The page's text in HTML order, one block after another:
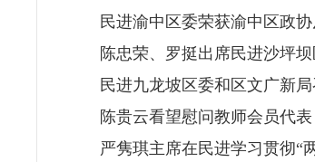
民进渝中区委荣获渝中区政
陈忠荣、罗挺出席民进沙坪
民进九龙坡区委和区文广新
陈贵云看望慰问教师会员代表
严隽琪主席在民进学习贯彻“